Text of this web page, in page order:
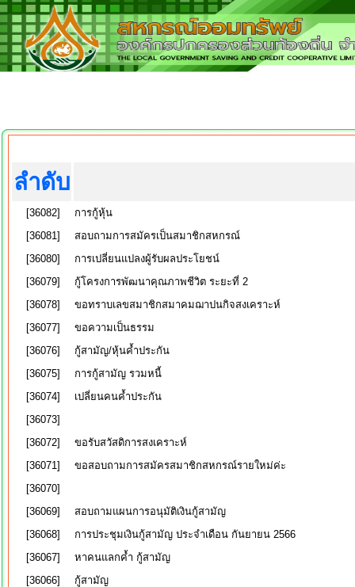
ลำดับ
[36082]
การกู้หุ้น
[36081]
สอบถามการสมัครเป็นสมาชิกสหกรณ์
[36080]
การเปลี่ยนแปลงผู้รับผลประโยชน์
[36079]
กู้โครงการพัฒนาคุณภาพชีวิต ระยะที่ 2
[36078]
ขอทราบเลขสมาชิกสมาคมฌาปนกิจสงเคราะห์
[36077]
ขอความเป็นธรรม
[36076]
กู้สามัญ/หุ้นค้ำประกัน
[36075]
การกู้สามัญ รวมหนี้
[36074]
เปลี่ยนคนค้ำประกัน
[36073]
[36072]
ขอรับสวัสดิการสงเคราะห์
[36071]
ขอสอบถามการสมัครสมาชิกสหกรณ์รายใหม่ค่ะ
[36070]
[36069]
สอบถามแผนการอนุมัติเงินกู้สามัญ
[36068]
การประชุมเงินกู้สามัญ ประจำเดือน กันยายน 2566
[36067]
หาคนแลกค้ำ กู้สามัญ
[36066]
กู้สามัญ